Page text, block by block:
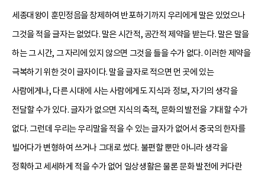
세종대왕이 훈민정음을 창제하여 반포하기까지 우리에게 말은 있었으나
그것을 적을 글자는 없었다. 말은 시간적, 공간적 제약을 받는다. 말은 말을
하는 그 시간, 그 자리에 있지 않으면 그것을 들을 수가 없다. 이러한 제약을
극복하기 위한 것이 글자이다. 말을 글자로 적으면 먼 곳에 있는
사람에게나, 다른 시대에 사는 사람에게도 지식과 정보, 자기의 생각을
전달할 수가 있다. 글자가 없으면 지식의 축적, 문화의 발전을 기대할 수가
없다. 그런데 우리는 우리말을 적을 수 있는 글자가 없어서 중국의 한자를
빌어다가 변형하여 쓰거나 그대로 썼다. 불편할 뿐만 아니라 생각을
정확하고 세세하게 적을 수가 없어 일상생활은 물론 문화 발전에 커다란